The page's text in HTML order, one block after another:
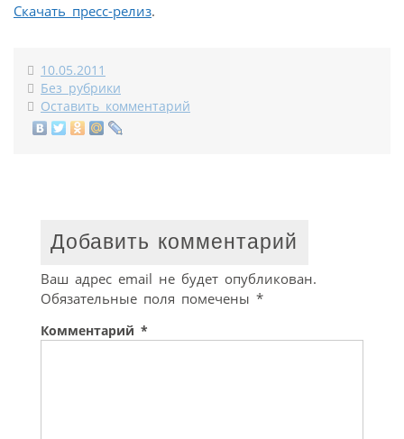
Скачать пресс-релиз.
10.05.2011
Без рубрики
Оставить комментарий
Добавить комментарий
Ваш адрес email не будет опубликован.
Обязательные поля помечены *
Комментарий *